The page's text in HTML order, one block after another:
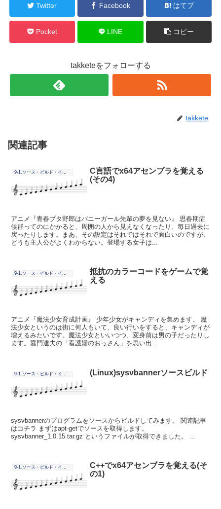
Twitter Facebook はてブ
Pocket LINE コピー
takketeをフォローする
takkete
関連記事
9-1.ソース・ビルド・インストール
C言語でx64アセンブラを覚える
(その4)
アニメ『青春ブタ野郎はバニーガール先輩の夢を見ない』 思春期症
候群ってのにかかると、周囲の人から見えなくなったり、毎日過去に
戻ったりします。まあ、その設定はそれではそれで面白いのですが、
どうも主人公がよくわからない。登場する女子は...
抵抗のカラーコードをゲームで覚
える
アニメ『魔法少女育成計画』 少年少女がキャンディを集めます。 魔
法少女というのは街に何人もいて、良い行いをすると、キャンディが
増えるみたいです。魔法少女といいつつ、変身前は男の子だったりし
ます。嘉門達夫の「看護婦のおっさん」を思い出...
9-1.ソース・ビルド・インストール (Linux)sysvbannerソースビルド
sysvbannerのプログラムをソースからビルドしてみます。 関連記事
はコチラ まずはapt-getでソースを取得します。
sysvbanner_1.0.15.tar.gz というファイルが取得できました。 ...
C++でx64アセンブラを覚える(そ
の1)